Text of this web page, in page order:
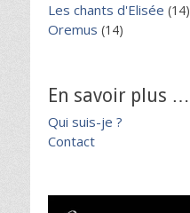
Les chants d'Elisée (14)
Oremus (14)
En savoir plus …
Qui suis-je ?
Contact